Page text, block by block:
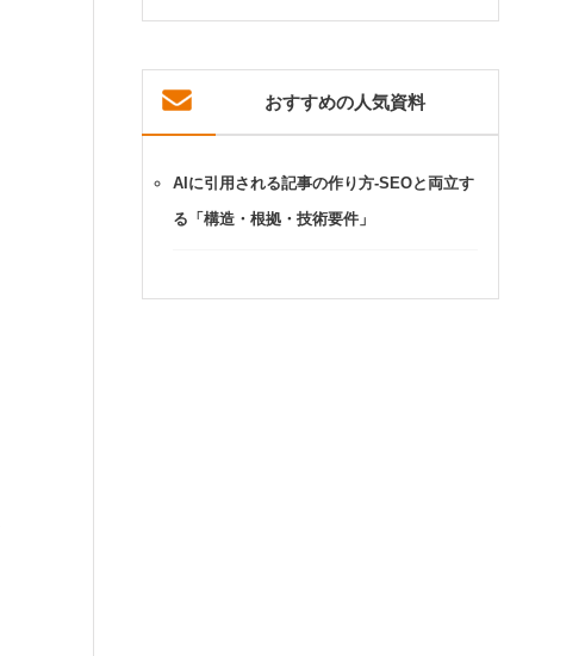
おすすめの人気資料
AIに引用される記事の作り方-SEOと両立す
る「構造・根拠・技術要件」